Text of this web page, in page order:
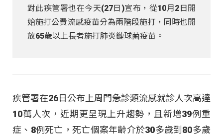
對此疾管署也在今天(27日)宣布，從10月2日開
始施打公費流感疫苗分為兩階段施打，同時也開
放65歲以上長者施打肺炎鏈球菌疫苗。
疾管署在26日公布上周門急診類流感就診人次高達
10萬人次，近期更呈現上升趨勢，且新增39例重
症、8例死亡，死亡個案年齡介於30多歲到80多歲